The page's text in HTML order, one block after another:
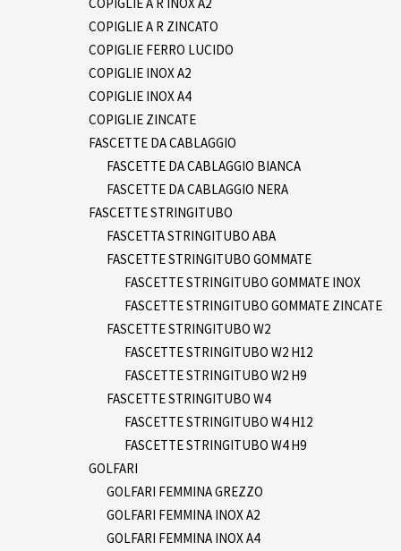
COPIGLIE A R ZINCATO
COPIGLIE FERRO LUCIDO
COPIGLIE INOX A2
COPIGLIE INOX A4
COPIGLIE ZINCATE
FASCETTE DA CABLAGGIO
FASCETTE DA CABLAGGIO BIANCA
FASCETTE DA CABLAGGIO NERA
FASCETTE STRINGITUBO
FASCETTA STRINGITUBO ABA
FASCETTE STRINGITUBO GOMMATE
FASCETTE STRINGITUBO GOMMATE INOX
FASCETTE STRINGITUBO GOMMATE ZINCATE
FASCETTE STRINGITUBO W2
FASCETTE STRINGITUBO W2 H12
FASCETTE STRINGITUBO W2 H9
FASCETTE STRINGITUBO W4
FASCETTE STRINGITUBO W4 H12
FASCETTE STRINGITUBO W4 H9
GOLFARI
GOLFARI FEMMINA GREZZO
GOLFARI FEMMINA INOX A2
GOLFARI FEMMINA INOX A4